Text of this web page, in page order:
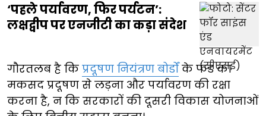
‘पहले पर्यावरण, फिर पर्यटन’:
लक्षद्वीप पर एनजीटी का कड़ा संदेश
गौरतलब है कि प्रदूषण नियंत्रण बोर्डोंके फंड का
मकसद प्रदूषण से लड़ना और पर्यावरण की रक्षा
करना है, न कि सरकारों की दूसरी विकास योजनाओं